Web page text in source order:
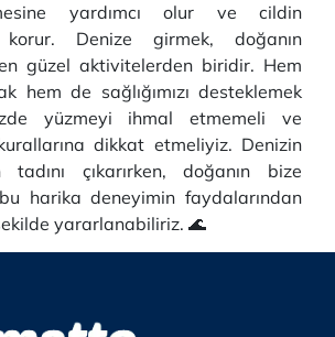
yardımcı olur ve cildin
korur. Denize girmek, doğanın
güzel aktivitelerden biridir. Hem
hem de sağlığımızı desteklemek
yüzmeyi ihmal etmemeli ve
dikkat etmeliyiz. Denizin
çıkarırken, doğanın bize
harika deneyimin faydalarından
yararlanabiliriz. 🌊